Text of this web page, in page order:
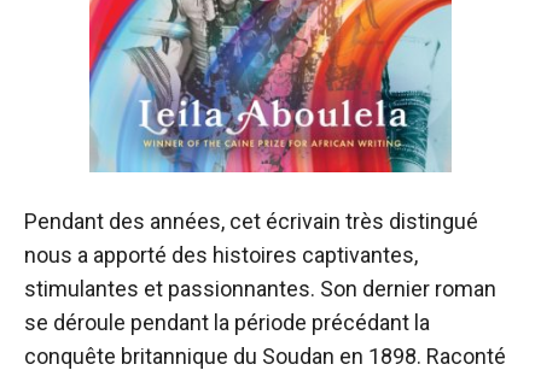
Pendant des années, cet écrivain très distingué
nous a apporté des histoires captivantes,
stimulantes et passionnantes. Son dernier roman
se déroule pendant la période précédant la
conquête britannique du Soudan en 1898. Raconté